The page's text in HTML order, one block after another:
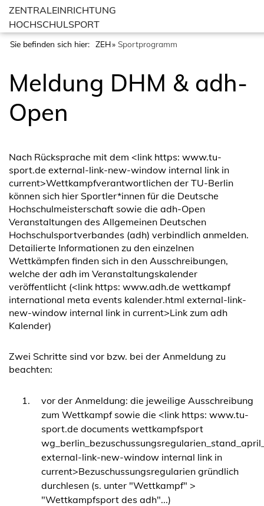
ZENTRALEINRICHTUNG
HOCHSCHULSPORT
Sie befinden sich hier: ZEH Sportprogramm
Meldung DHM & adh-
Open
Nach Rücksprache mit dem <link https: www.tu-
sport.de external-link-new-window internal link in
current>Wettkampfverantwortlichen der TU-Berlin
können sich hier Sportler*innen für die Deutsche
Hochschulmeisterschaft sowie die adh-Open
Veranstaltungen des Allgemeinen Deutschen
Hochschulsportverbandes (adh) verbindlich anmelden.
Detailierte Informationen zu den einzelnen
Wettkämpfen finden sich in den Ausschreibungen,
welche der adh im Veranstaltungskalender
veröffentlicht (<link https: www.adh.de wettkampf
international meta events kalender.html external-link-
new-window internal link in current>Link zum adh
Kalender)
Zwei Schritte sind vor bzw. bei der Anmeldung zu
beachten:
vor der Anmeldung: die jeweilige Ausschreibung
zum Wettkampf sowie die <link https: www.tu-
sport.de documents wettkampfsport
external-link-new-window internal link in
current>Bezuschussungsregularien gründlich
durchlesen (s. unter "Wettkampf" >
"Wettkampfsport des adh"...)